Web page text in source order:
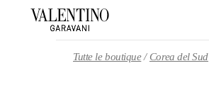
Tutte le boutique Corea del Sud